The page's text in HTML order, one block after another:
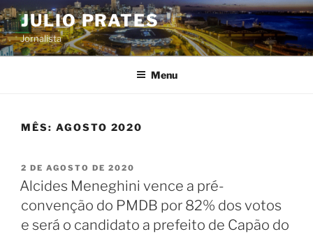
Pular
para
o
conteúdo
JULIO PRATES
Jornalista
Menu
MÊS: AGOSTO 2020
PUBLICADO
EM
2 DE AGOSTO DE 2020
Alcides Meneghini vence a pré-
convenção do PMDB por 82% dos votos
e será o candidato a prefeito de Capão do